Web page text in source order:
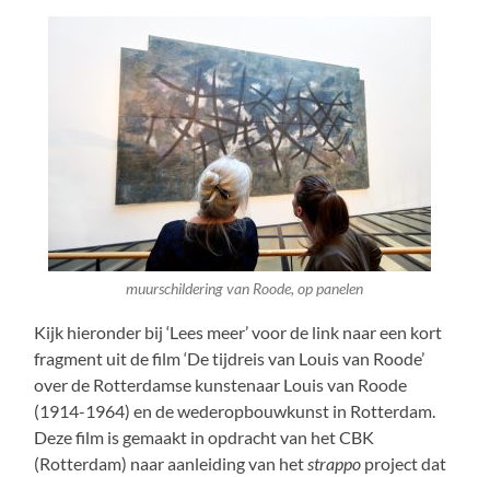
muurschildering van Roode, op panelen
Kijk hieronder bij ‘Lees meer’ voor de link naar een kort
fragment uit de film ‘De tijdreis van Louis van Roode’
over de Rotterdamse kunstenaar Louis van Roode
(1914-1964) en de wederopbouwkunst in Rotterdam.
Deze film is gemaakt in opdracht van het CBK
(Rotterdam) naar aanleiding van hetstrappo project dat